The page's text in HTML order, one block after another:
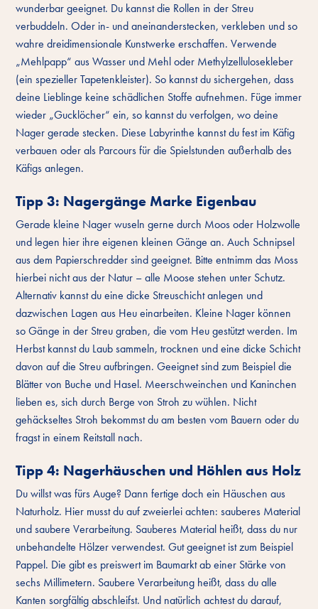
wunderbar geeignet. Du kannst die Rollen in der Streu
verbuddeln. Oder in- und aneinanderstecken, verkleben und so
wahre dreidimensionale Kunstwerke erschaffen. Verwende
„Mehlpapp“ aus Wasser und Mehl oder Methylzellulosekleber
(ein spezieller Tapetenkleister). So kannst du sichergehen, dass
deine Lieblinge keine schädlichen Stoffe aufnehmen. Füge immer
wieder „Gucklöcher“ ein, so kannst du verfolgen, wo deine
Nager gerade stecken. Diese Labyrinthe kannst du fest im Käfig
verbauen oder als Parcours für die Spielstunden außerhalb des
Käfigs anlegen.
Tipp 3: Nagergänge Marke Eigenbau
Gerade kleine Nager wuseln gerne durch Moos oder Holzwolle
und legen hier ihre eigenen kleinen Gänge an. Auch Schnipsel
aus dem Papierschredder sind geeignet. Bitte entnimm das Moss
hierbei nicht aus der Natur – alle Moose stehen unter Schutz.
Alternativ kannst du eine dicke Streuschicht anlegen und
dazwischen Lagen aus Heu einarbeiten. Kleine Nager können
so Gänge in der Streu graben, die vom Heu gestützt werden. Im
Herbst kannst du Laub sammeln, trocknen und eine dicke Schicht
davon auf die Streu aufbringen. Geeignet sind zum Beispiel die
Blätter von Buche und Hasel. Meerschweinchen und Kaninchen
lieben es, sich durch Berge von Stroh zu wühlen. Nicht
gehäckseltes Stroh bekommst du am besten vom Bauern oder du
fragst in einem Reitstall nach.
Tipp 4: Nagerhäuschen und Höhlen aus Holz
Du willst was fürs Auge? Dann fertige doch ein Häuschen aus
Naturholz. Hier musst du auf zweierlei achten: sauberes Material
und saubere Verarbeitung. Sauberes Material heißt, dass du nur
unbehandelte Hölzer verwendest. Gut geeignet ist zum Beispiel
Pappel. Die gibt es preiswert im Baumarkt ab einer Stärke von
sechs Millimetern. Saubere Verarbeitung heißt, dass du alle
Kanten sorgfältig abschleifst. Und natürlich achtest du darauf,